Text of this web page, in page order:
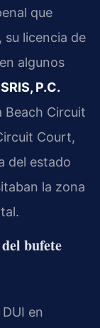
que
su licencia de
algunos
P.C.
Beach Circuit
Court,
del estado
la zona
bufete
en